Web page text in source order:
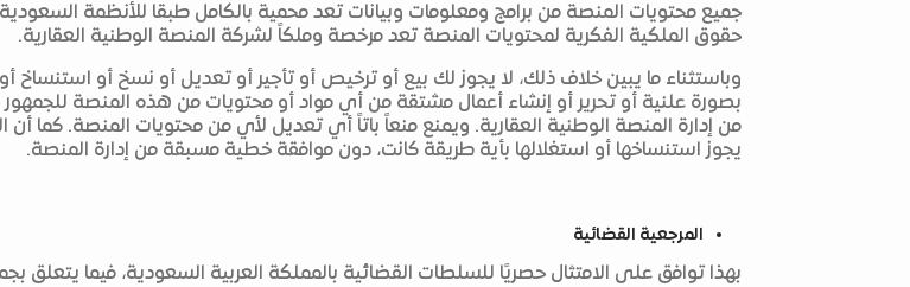
جميع محتويات المنصة من برامج ومعلومات وبيانات تعد محمية بالكامل طبقا للأنظمة
حقوق الملكية الفكرية لمحتويات المنصة تعد مرخصة وملكاً لشركة المنصة الوطنية العقارية.
وباستثناء ما يبين خلاف ذلك، لا يجوز لك بيع أو ترخيص أو تأجير أو تعديل أو نسخ أو استنساخ
بصورة علنية أو تحرير أو إنشاء أعمال مشتقة من أي مواد أو محتويات من هذه المنصة
من إدارة المنصة الوطنية العقارية. ويمنع منعاً باتاً أي تعديل لأي من محتويات المنصة.
يجوز استنساخها أو استغلالها بأية طريقة كانت، دون موافقة خطية مسبقة من إدارة المنصة.
المرجعية القضائية
بهذا توافق على الامتثال حصريًا للسلطات القضائية بالمملكة العربية السعودية، فيما يتعلق